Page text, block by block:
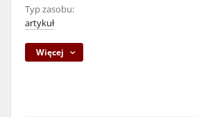
Typ zasobu:
artykuł
Więcej